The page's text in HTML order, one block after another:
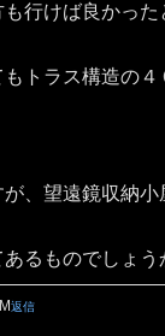
行けば良かった
トラス構造の４
、望遠鏡収納小
るものでしょう
返信